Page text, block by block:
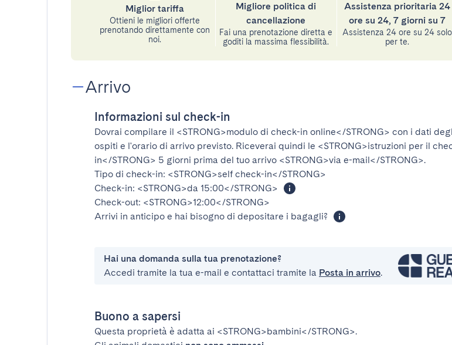
Miglior tariffa
Ottieni le migliori offerte
prenotando direttamente con
noi.
Migliore politica di
cancellazione
Fai una prenotazione diretta e
goditi la massima flessibilità.
Assistenza prioritaria 24
ore su 24, 7 giorni su 7
Assistenza 24 ore su 24 solo
per te.
Arrivo
Informazioni sul check-in
Dovrai compilare il <STRONG>modulo di check-in online</STRONG> con i dati
ospiti e l'orario di arrivo previsto. Riceverai quindi le <STRONG>istruzioni per il
in</STRONG> 5 giorni prima del tuo arrivo <STRONG>via e-mail</STRONG>.
Tipo di check-in: <STRONG>self check-in</STRONG>
Check-in: <STRONG>da 15:00</STRONG>
Check-out: <STRONG>12:00</STRONG>
Arrivi in anticipo e hai bisogno di depositare i bagagli?
Hai una domanda sulla tua prenotazione?
Accedi tramite la tua e-mail e contattaci tramite la Posta in arrivo.
Buono a sapersi
Questa proprietà è adatta ai <STRONG>bambini</STRONG>.